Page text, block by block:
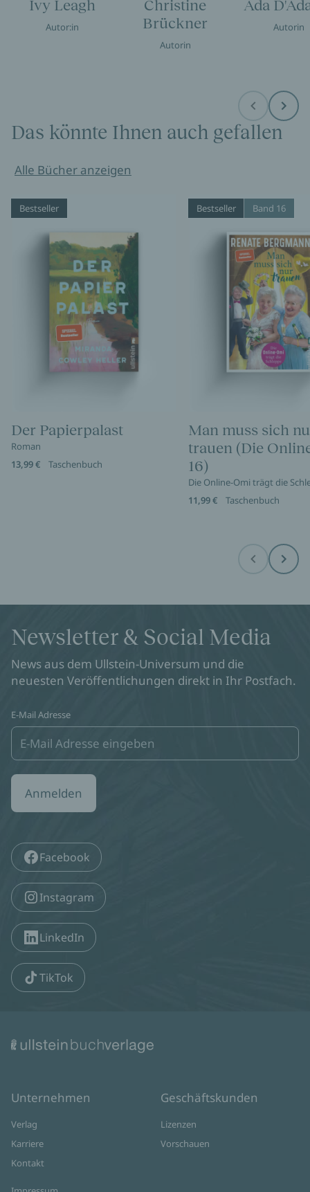
Ivy Leagh
Autor:in
Christine
Brückner
Autorin
Ada
Autorin
Before Next
Das könnte Ihnen auch gefallen
Alle Bücher anzeigen
Bestseller
Der Papierpalast
Roman
13,99 €
Taschenbuch
Bestseller Band 16
Man muss sich
trauen (Die
16)
Die Online-Omi trägt die
11,99 €
Taschenbuch
Before Next
Newsletter & Social Media
News aus dem Ullstein-Universum und die
neuesten Veröffentlichungen direkt in Ihr Postfach.
E-Mail Adresse
Anmelden
Facebook
Instagram
LinkedIn
TikTok
Unternehmen
Verlag
Karriere
Kontakt
Geschäftskunden
Lizenzen
Vorschauen